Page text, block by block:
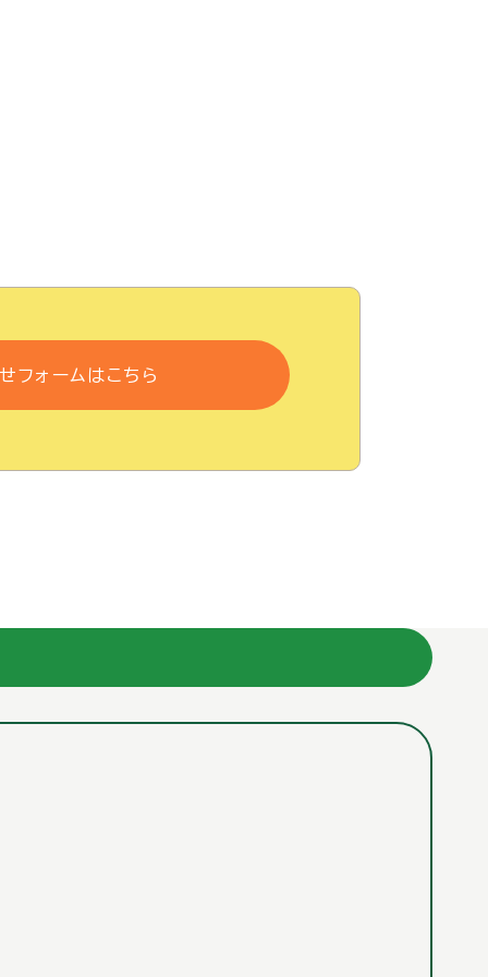
フォームはこちら